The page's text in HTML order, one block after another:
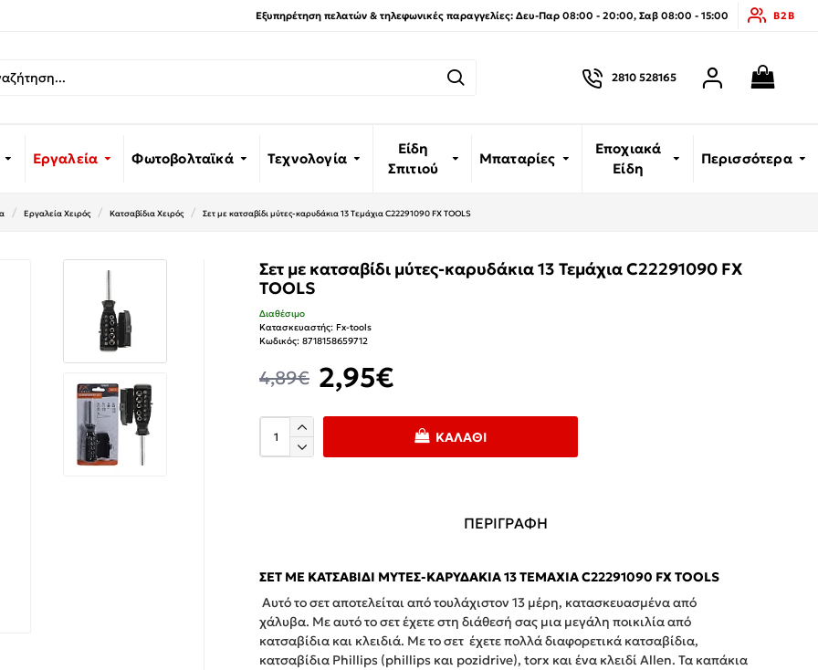
Εξυπηρέτηση πελατών & τηλεφωνικές παραγγελίες: Δευ-Παρ 08:00 - 20:00, Σαβ 08:00 - 15:00 B2B
2810 528165
Εργαλεία Φωτοβολταϊκά Τεχνολογία
Είδη
Σπιτιού
Μπαταρίες
Εποχιακά
Είδη
Περισσότερα
Εργαλεία Χειρός Κατσαβίδια Χειρός Σετ με κατσαβίδι μύτες-καρυδάκια 13 Τεμάχια C22291090 FX TOOLS
Σετ με κατσαβίδι μύτες-καρυδάκια 13 Τεμάχια C22291090 FX
TOOLS
2,95€
4,89€
Διαθέσιμο
Κατασκευαστής: Fx-tools
Κωδικός: 8718158659712
ΚΑΛΆΘΙ
ΠΕΡΙΓΡΑΦΗ
ΣΕΤ ΜΕ ΚΑΤΣΑΒΊΔΙ ΜΎΤΕΣ-ΚΑΡΥΔΆΚΙΑ 13 ΤΕΜΆΧΙΑ C22291090 FX TOOLS
Αυτό το σετ αποτελείται από τουλάχιστον 13 μέρη, κατασκευασμένα από
χάλυβα. Με αυτό το σετ έχετε στη διάθεσή σας μια μεγάλη ποικιλία από
κατσαβίδια και κλειδιά. Με το σετ έχετε πολλά διαφορετικά κατσαβίδια,
κατσαβίδια Phillips (phillips και pozidrive), torx και ένα κλειδί Allen. Τα καπάκια